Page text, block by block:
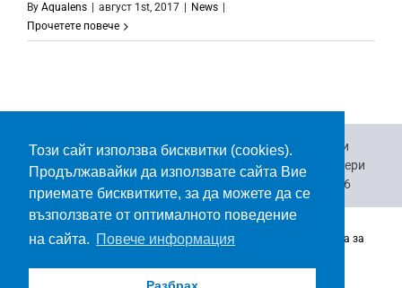
Този сайт използва бисквитки (cookies).
Продължавайки да използвате сайта Вие
приемате бисквитките, за да можете да се
възползвате от оптималното поведение
на сайта. Повече информация
News
By Aqualens август 1st, 2017 News
Прочетете повече
Къде да закупя Важно за зрението
Брошури
Видеоклипове
Връзка с нас За нас
Кариери
За бизнеса
Каталог корекционни лещи 2026
Copyrights 2026 | Всички права са запазени |
Права за